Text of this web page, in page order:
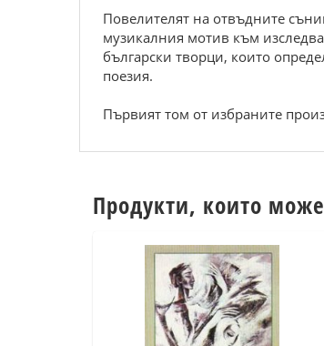
Повелителят на отвъдните
музикалния мотив към
български творци, които
поезия.
Първият том от избраните
Продукти, които